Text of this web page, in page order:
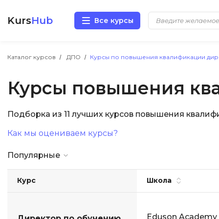
KursHub Все курсы
Каталог курсов ДПО Курсы по повышения квалификации
Курсы повышения
Подборка из 11 лучших курсов повышения
Как мы оцениваем курсы?
Популярные
Курс Школа
Eduson Academy
Разработка
Маркетинг
Аналитика
Иностранные языки